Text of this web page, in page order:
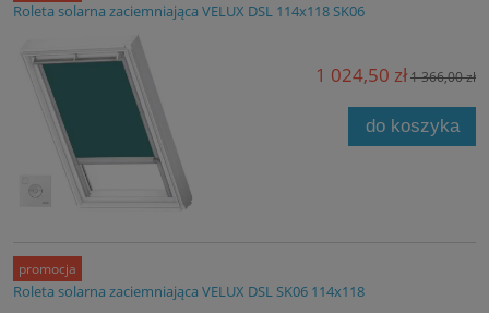
Roleta solarna zaciemniająca VELUX DSL 114x118 SK06
1 024,50 zł1 366,00 zł
do koszyka
Roleta solarna zaciemniająca VELUX DSL SK06 114x118
promocja